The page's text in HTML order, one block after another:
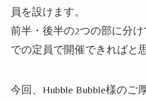
員を設けます。
前半・後半の2つの部に分
での定員で開催できればと
今回、Hubble Bubble様のご